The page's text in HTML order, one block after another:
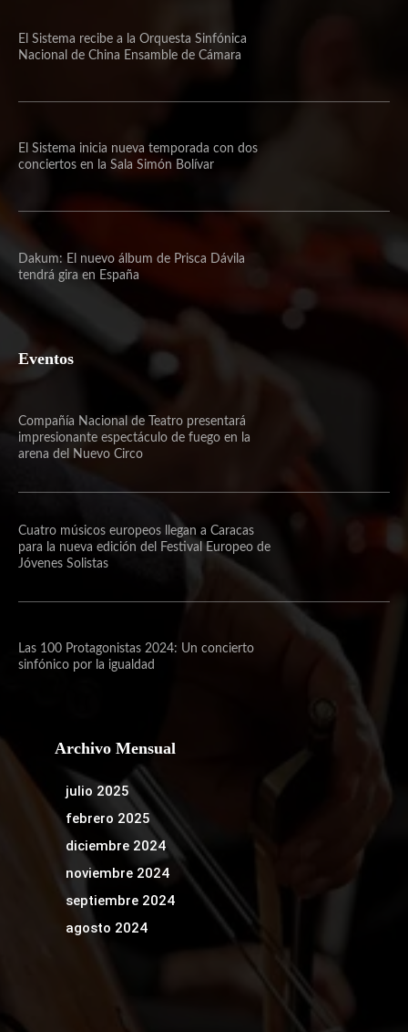
El Sistema recibe a la Orquesta Sinfónica
Nacional de China Ensamble de Cámara
El Sistema inicia nueva temporada con dos
conciertos en la Sala Simón Bolívar
Dakum: El nuevo álbum de Prisca Dávila
tendrá gira en España
Eventos
Compañía Nacional de Teatro presentará
impresionante espectáculo de fuego en la
arena del Nuevo Circo
Cuatro músicos europeos llegan a Caracas
para la nueva edición del Festival Europeo de
Jóvenes Solistas
Las 100 Protagonistas 2024: Un concierto
sinfónico por la igualdad
Archivo Mensual
julio 2025
febrero 2025
diciembre 2024
noviembre 2024
septiembre 2024
agosto 2024